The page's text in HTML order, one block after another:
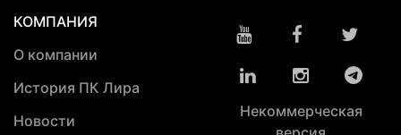
КОМПАНИЯ
О компании
История ПК Лира
Новости
Некоммерческая